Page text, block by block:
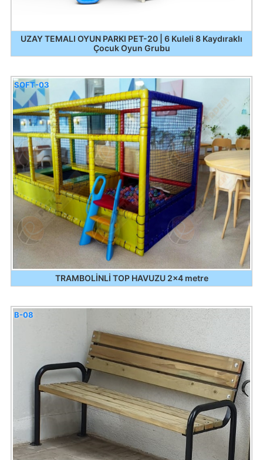
UZAY TEMALI OYUN PARKI PET-20 | 6 Kuleli 8 Kaydıraklı
Çocuk Oyun Grubu
TRAMBOLİNLİ TOP HAVUZU 2x4 metre
SOFT-03
B-08